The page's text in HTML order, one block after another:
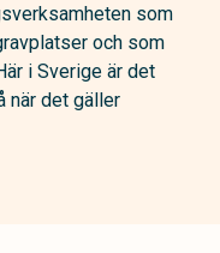
som
och som
i Sverige är det
när det gäller